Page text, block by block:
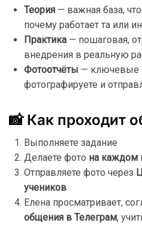
Теория — важная база,
почему работает та или
Практика — пошаговая,
внедрения в реальную
Фотоотчёты — ключевые
фотографируете и
📸 Как проходит
Выполняете задание
Делаете фото на каждом
Отправляете фото через
учеников
Елена просматривает,
общения в Телеграм,